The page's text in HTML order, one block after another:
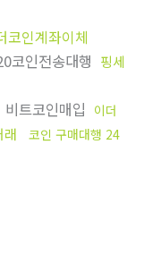
코인계좌이체
코인전송대행 핑세
비트코인매입 이더
래
코인 구매대행 24